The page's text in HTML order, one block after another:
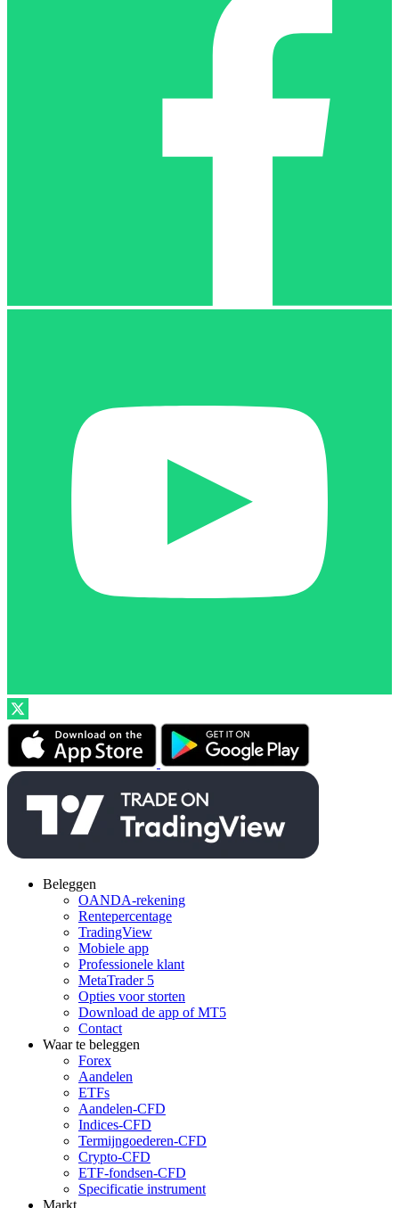
Beleggen
OANDA-rekening
Rentepercentage
TradingView
Mobiele app
Professionele klant
MetaTrader 5
Opties voor storten
Download de app of MT5
Contact
Waar te beleggen
Forex
Aandelen
ETFs
Aandelen-CFD
Indices-CFD
Termijngoederen-CFD
Crypto-CFD
ETF-fondsen-CFD
Specificatie instrument
Markt